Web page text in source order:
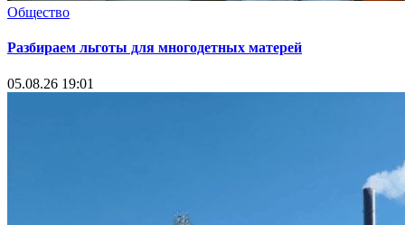
Общество
Разбираем льготы для многодетных матерей
05.08.26 19:01